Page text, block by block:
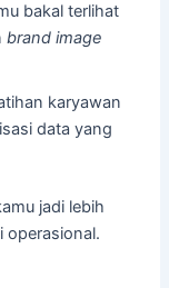
bakal terlihat
brand image
karyawan
data yang
jadi lebih
operasional.